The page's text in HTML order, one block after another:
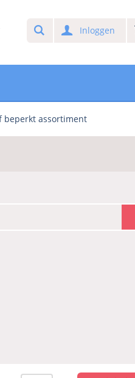
SearchInloggen
beperkt assortiment